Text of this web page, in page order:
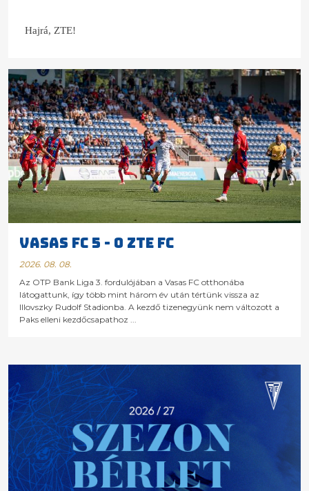
Hajrá, ZTE!
VASAS FC 5 - 0 ZTE FC
2026. 08. 08.
Az OTP Bank Liga 3. fordulójában a Vasas FC otthonába
látogattunk, így több mint három év után tértünk vissza az
Illovszky Rudolf Stadionba. A kezdő tizenegyünk nem változott a
Paks elleni kezdőcsapathoz ...